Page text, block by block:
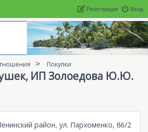
Вход
Регистрация
Покупки
ИП Золоедова Ю.Ю.
район, ул. Пархоменко, 86/2